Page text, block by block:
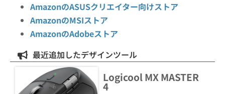
AmazonのASUSクリエイター向けストア
AmazonのMSIストア
AmazonのAdobeストア
最近追加したデザインツール
Logicool MX MASTER
4